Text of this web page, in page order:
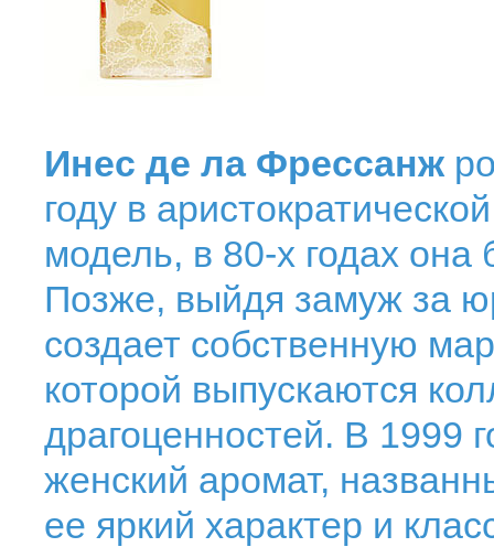
Инес де ла Фрессанж
году в
модель, в 80-х годах
Позже, выйдя замуж за
создает собственную
которой выпускаются
драгоценностей. В 1999
женский аромат,
ее яркий характер и